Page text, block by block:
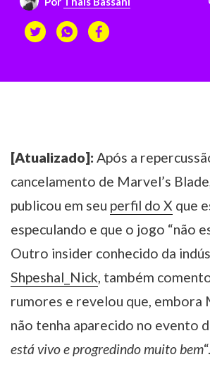
[Atualizado]: Após a
cancelamento de Marvel’s
publicou em seu perfil do X que
especulando e que o jogo “não
Outro insider conhecido da
Shpeshal_Nick , também
rumores e revelou que, embora
não tenha aparecido no evento
está vivo e progredindo muito bem“.